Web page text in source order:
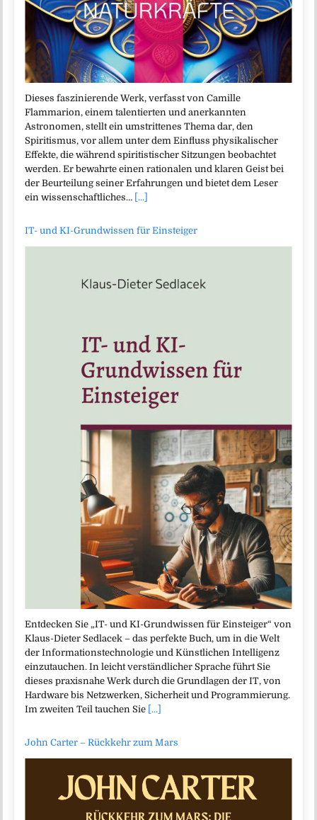
Dieses faszinierende Werk, verfasst von Camille
Flammarion, einem talentierten und anerkannten
Astronomen, stellt ein umstrittenes Thema dar, den
Spiritismus, vor allem unter dem Einfluss physikalischer
Effekte, die während spiritistischer Sitzungen beobachtet
werden. Er bewahrte einen rationalen und klaren Geist bei
der Beurteilung seiner Erfahrungen und bietet dem Leser
ein wissenschaftliches… [...]
IT- und KI-Grundwissen für Einsteiger
Entdecken Sie „IT- und KI-Grundwissen für Einsteiger“ von
Klaus-Dieter Sedlacek – das perfekte Buch, um in die Welt
der Informationstechnologie und Künstlichen Intelligenz
einzutauchen. In leicht verständlicher Sprache führt Sie
dieses praxisnahe Werk durch die Grundlagen der IT, von
Hardware bis Netzwerken, Sicherheit und Programmierung.
Im zweiten Teil tauchen Sie [...]
John Carter – Rückkehr zum Mars